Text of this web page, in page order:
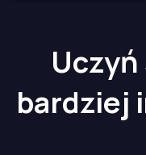
bardziej